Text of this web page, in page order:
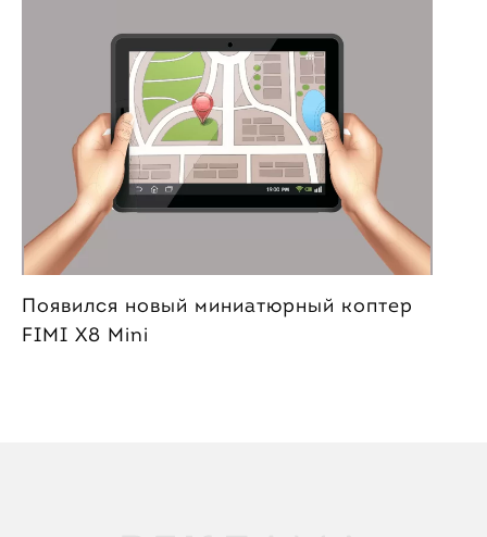
Появился новый миниатюрный коптер
FIMI X8 Mini